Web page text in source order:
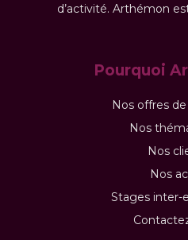
d’activité. Arthémon
Pourquoi
Nos offres
Nos
Nos
Nos
Stages inter-